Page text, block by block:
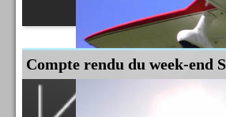
Compte rendu du week-end